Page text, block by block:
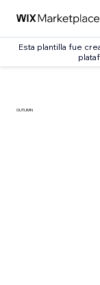
Esta plantilla fue